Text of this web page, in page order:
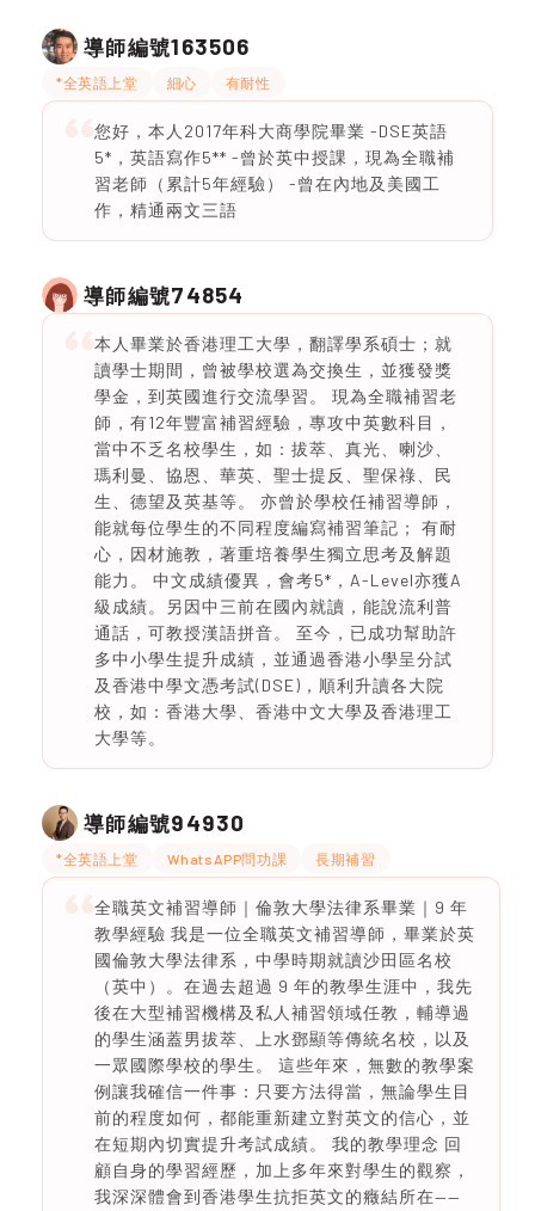
導師編號163506
*全英語上堂 細心 有耐性
您好，本人2017年科大商學院畢業 -DSE英語
5*，英語寫作5** -曾於英中授課，現為全職補
習老師（累計5年經驗） -曾在內地及美國工
作，精通兩文三語
導師編號74854
本人畢業於香港理工大學，翻譯學系碩士；就
讀學士期間，曾被學校選為交換生，並獲發獎
學金，到英國進行交流學習。 現為全職補習老
師，有12年豐富補習經驗，專攻中英數科目，
當中不乏名校學生，如：拔萃、真光、喇沙、
瑪利曼、協恩、華英、聖士提反、聖保祿、民
生、德望及英基等。 亦曾於學校任補習導師，
能就每位學生的不同程度編寫補習筆記； 有耐
心，因材施教，著重培養學生獨立思考及解題
能力。 中文成績優異，會考5*，A-Level亦獲A
級成績。另因中三前在國內就讀，能說流利普
通話，可教授漢語拼音。 至今，已成功幫助許
多中小學生提升成績，並通過香港小學呈分試
及香港中學文憑考試(DSE)，順利升讀各大院
校，如：香港大學、香港中文大學及香港理工
大學等。
導師編號94930
*全英語上堂 WhatsAPP問功課 長期補習
全職英文補習導師｜倫敦大學法律系畢業｜9 年
教學經驗 我是一位全職英文補習導師，畢業於英
國倫敦大學法律系，中學時期就讀沙田區名校
（英中）。在過去超過 9 年的教學生涯中，我先
後在大型補習機構及私人補習領域任教，輔導過
的學生涵蓋男拔萃、上水鄧顯等傳統名校，以及
一眾國際學校的學生。 這些年來，無數的教學案
例讓我確信一件事：只要方法得當，無論學生目
前的程度如何，都能重新建立對英文的信心，並
在短期內切實提升考試成績。 我的教學理念 回
顧自身的學習經歷，加上多年來對學生的觀察，
我深深體會到香港學生抗拒英文的癥結所在——